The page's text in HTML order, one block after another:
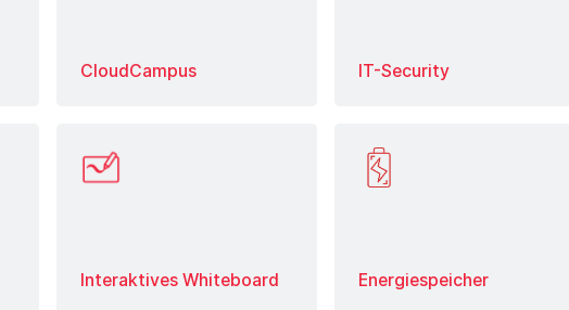
CloudCampus
Mehr erfahren IT-Security
Mehr erfahren
Interaktives Whiteboard
Mehr erfahren Energiespeicher
Mehr erfahren